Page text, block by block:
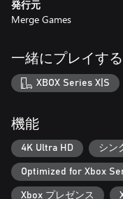
個性を重視するサニーサ
満ちています。
• 自分の土地のどこにで
• スマホとドローンをカ
自分のペースで行動して
• 113種類の作物を育てる
• 27人のキャラクターと
• 数百種類の料理・フー
• 現実的なエコノミー。
自分の農場を支えよう
発行元
Merge Games
一緒にプレイする
XBOX Series X|S
機能
4K Ultra HD シン
Optimized for Xbox
Xbox プレゼンス